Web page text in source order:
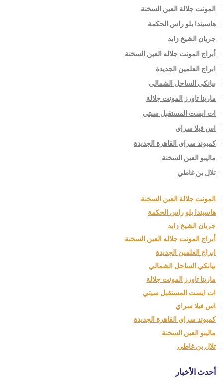
المونت جلالة العين السخنة
هاسيندا بلو راس الحكمة
جريان الشيخ زايد
أبراج المونت جلاله العين السخنة
ابراج العلمين الجديدة
بيانكي الساحل الشمالي
مارينا تاورز المونت جلالة
ات ايست المستقبل سيتي
اس فيلا سراي
كمبوند سراي القاهرة الجديدة
ماليبو العين السخنة
تلال بن غاطي
المونت جلالة العين السخنة
هاسيندا بلو راس الحكمة
جريان الشيخ زايد
أبراج المونت جلاله العين السخنة
ابراج العلمين الجديدة
بيانكي الساحل الشمالي
مارينا تاورز المونت جلالة
ات ايست المستقبل سيتي
اس فيلا سراي
كمبوند سراي القاهرة الجديدة
ماليبو العين السخنة
تلال بن غاطي
أحدث الأخبار